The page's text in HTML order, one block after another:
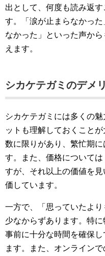
出として、何度も読み返
す。「涙が止まらなかっ
なかった」といった声か
えます。
シカケテガミのデメ
シカケテガミには多くの
ットも理解しておくこと
数に限りがあり、繁忙期
す。また、価格について
すが、それ以上の価値を
価しています。
一方で、「思っていたよ
少なからずあります。特に
事前に十分な時間を確保
ます。また、オンライン